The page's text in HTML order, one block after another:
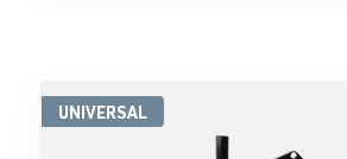
UNIVERSAL